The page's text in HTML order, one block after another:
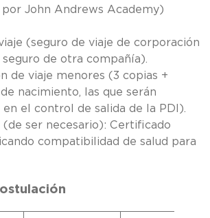
John Andrews Academy)
(seguro de viaje de corporación
seguro de otra compañía).
de viaje menores (3 copias +
nacimiento, las que serán
en el control de salida de la PDI).
(de ser necesario): Certificado
compatibilidad de salud para